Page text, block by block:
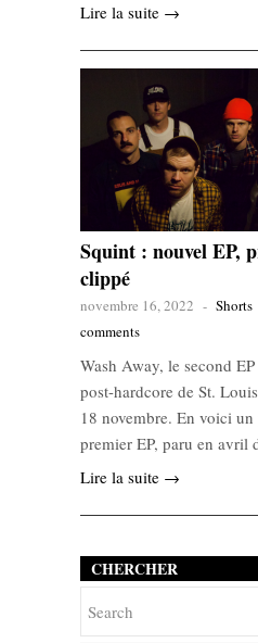
Lire la suite →
Squint : nouvel EP,
clippé
novembre 16, 2022 - Shorts
comments
Wash Away, le second
post-hardcore de St.
18 novembre. En voici
premier EP, paru en
Lire la suite →
CHERCHER